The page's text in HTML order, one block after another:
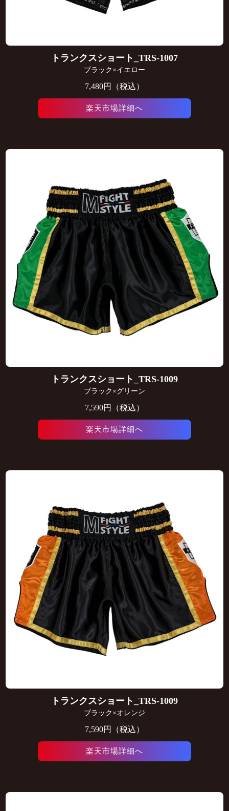
トランクスショート_TRS-1007
ブラック×イエロー
7,480円（税込）
楽天市場詳細へ
トランクスショート_TRS-1009
ブラック×グリーン
7,590円（税込）
楽天市場詳細へ
トランクスショート_TRS-1009
ブラック×オレンジ
7,590円（税込）
楽天市場詳細へ